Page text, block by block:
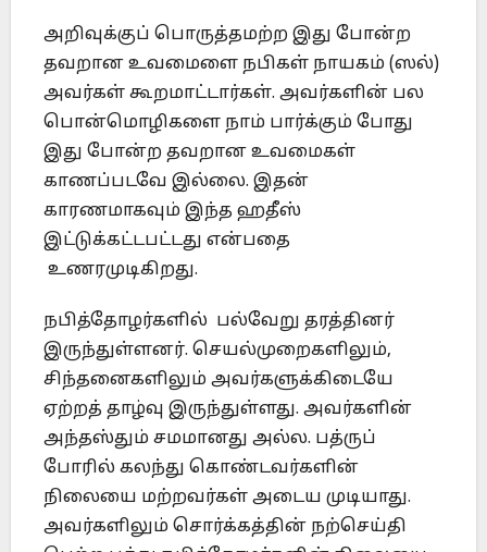
அறிவுக்குப் பொருத்தமற்ற இது போன்ற
தவறான உவமைளை நபிகள் நாயகம் (ஸல்)
அவர்கள் கூறமாட்டார்கள். அவர்களின் பல
பொன்மொழிகளை நாம் பார்க்கும் போது
இது போன்ற தவறான உவமைகள்
காணப்படவே இல்லை. இதன்
காரணமாகவும் இந்த ஹதீஸ்
இட்டுக்கட்டபட்டது என்பதை
உணரமுடிகிறது.
நபித்தோழர்களில் பல்வேறு தரத்தினர்
இருந்துள்ளனர். செயல்முறைகளிலும்,
சிந்தனைகளிலும் அவர்களுக்கிடையே
ஏற்றத் தாழ்வு இருந்துள்ளது. அவர்களின்
அந்தஸ்தும் சமமானது அல்ல. பத்ருப்
போரில் கலந்து கொண்டவர்களின்
நிலையை மற்றவர்கள் அடைய முடியாது.
அவர்களிலும் சொர்க்கத்தின் நற்செய்தி